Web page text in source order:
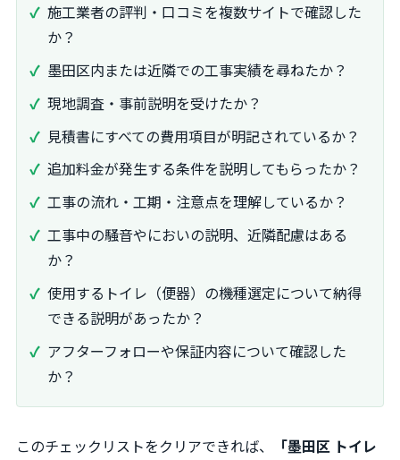
施工業者の評判・口コミを複数サイトで確認した
か？
墨田区内または近隣での工事実績を尋ねたか？
現地調査・事前説明を受けたか？
見積書にすべての費用項目が明記されているか？
追加料金が発生する条件を説明してもらったか？
工事の流れ・工期・注意点を理解しているか？
工事中の騒音やにおいの説明、近隣配慮はある
か？
使用するトイレ（便器）の機種選定について納得
できる説明があったか？
アフターフォローや保証内容について確認した
か？
このチェックリストをクリアできれば、
「墨田区 トイレ